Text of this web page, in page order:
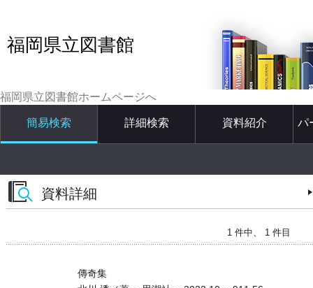
福岡県立図書館
福岡県立図書館ホームページへ
簡易検索 詳細検索 資料紹介 パ
資料詳細
1 件中、 1 件目
傳奇集